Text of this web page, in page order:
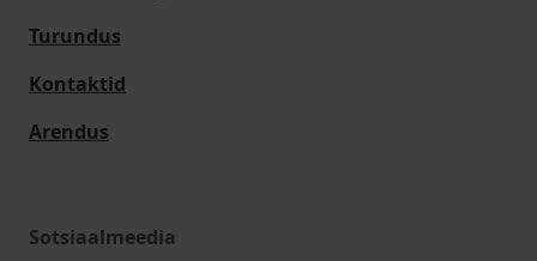
Turundus
Kontaktid
Arendus
Sotsiaalmeedia